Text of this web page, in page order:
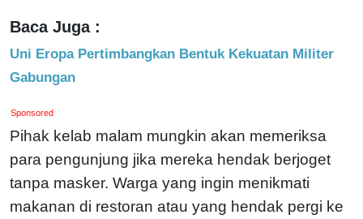
Baca Juga :
Uni Eropa Pertimbangkan Bentuk Kekuatan Militer
Gabungan
Sponsored
Pihak kelab malam mungkin akan memeriksa
para pengunjung jika mereka hendak berjoget
tanpa masker. Warga yang ingin menikmati
makanan di restoran atau yang hendak pergi ke